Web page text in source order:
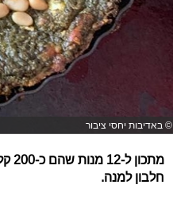
© באדיבות יחסי ציבור
חלבון למנה.